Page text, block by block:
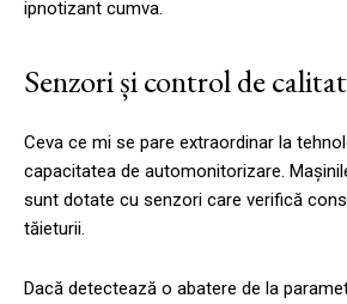
ipnotizant cumva.
Senzori și control de
Ceva ce mi se pare extraordinar la
capacitatea de automonitorizare.
sunt dotate cu senzori care verifică
tăieturii.
Dacă detectează o abatere de la